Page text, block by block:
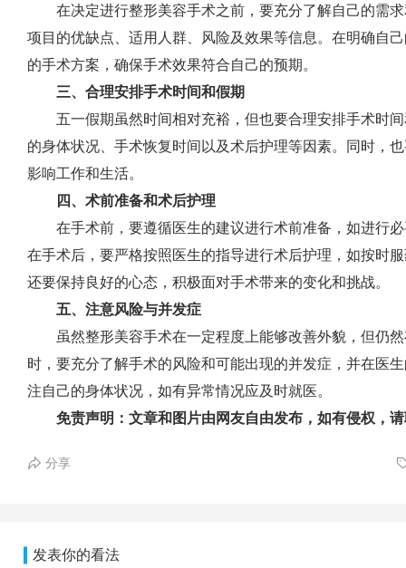
在决定进行整形美容手术之前，要充分了解自己的需求
项目的优缺点、适用人群、风险及效果等信息。在明确自
的手术方案，确保手术效果符合自己的预期。
三、合理安排手术时间和假期
五一假期虽然时间相对充裕，但也要合理安排手术时间
的身体状况、手术恢复时间以及术后护理等因素。同时，
影响工作和生活。
四、术前准备和术后护理
在手术前，要遵循医生的建议进行术前准备，如进行必
在手术后，要严格按照医生的指导进行术后护理，如按时
还要保持良好的心态，积极面对手术带来的变化和挑战。
五、注意风险与并发症
虽然整形美容手术在一定程度上能够改善外貌，但仍然
时，要充分了解手术的风险和可能出现的并发症，并在医
注自己的身体状况，如有异常情况应及时就医。
免责声明：文章和图片由网友自由发布，如有侵权，请
分享
发表你的看法